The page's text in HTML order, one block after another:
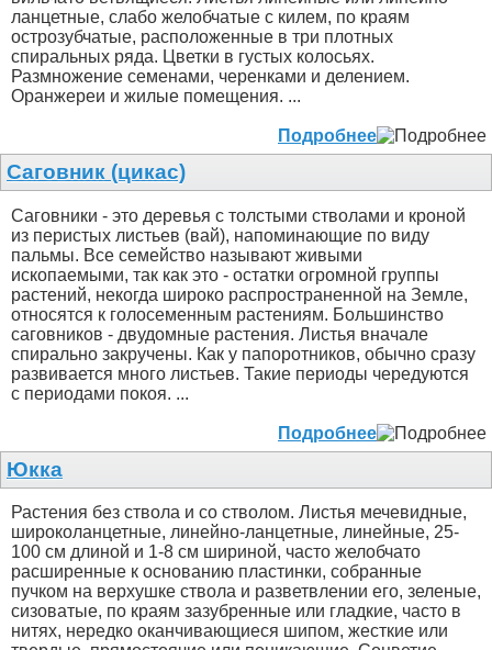
ланцетные, слабо желобчатые с килем, по краям
острозубчатые, расположенные в три плотных
спиральных ряда. Цветки в густых колосьях.
Размножение семенами, черенками и делением.
Оранжереи и жилые помещения. ...
Подробнее
Саговник (цикас)
Саговники - это деревья с толстыми стволами и кроной
из перистых листьев (вай), напоминающие по виду
пальмы. Все семейство называют живыми
ископаемыми, так как это - остатки огромной группы
растений, некогда широко распространенной на Земле,
относятся к голосеменным растениям. Большинство
саговников - двудомные растения. Листья вначале
спирально закручены. Как у папоротников, обычно сразу
развивается много листьев. Такие периоды чередуются
с периодами покоя. ...
Подробнее
Юкка
Растения без ствола и со стволом. Листья мечевидные,
широколанцетные, линейно-ланцетные, линейные, 25-
100 см длиной и 1-8 см шириной, часто желобчато
расширенные к основанию пластинки, собранные
пучком на верхушке ствола и разветвлении его, зеленые,
сизоватые, по краям зазубренные или гладкие, часто в
нитях, нередко оканчивающиеся шипом, жесткие или